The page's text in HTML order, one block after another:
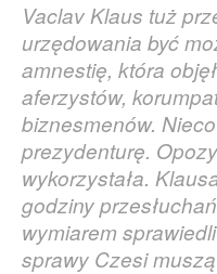
Vaclav Klaus tuż
urzędowania być
amnestię, która
aferzystów,
biznesmenów.
prezydenturę.
wykorzystała.
godziny
wymiarem
sprawy Czesi